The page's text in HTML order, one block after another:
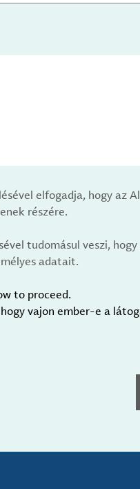
elfogadja, hogy az
részére.
tudomásul veszi,
adatait.
to proceed.
hogy vajon ember-e a